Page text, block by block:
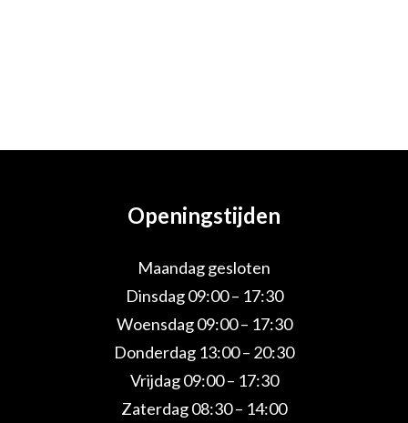
Openingstijden
Maandag gesloten
Dinsdag 09:00 – 17:30
Woensdag 09:00 – 17:30
Donderdag 13:00 – 20:30
Vrijdag 09:00 – 17:30
Zaterdag 08:30 – 14:00